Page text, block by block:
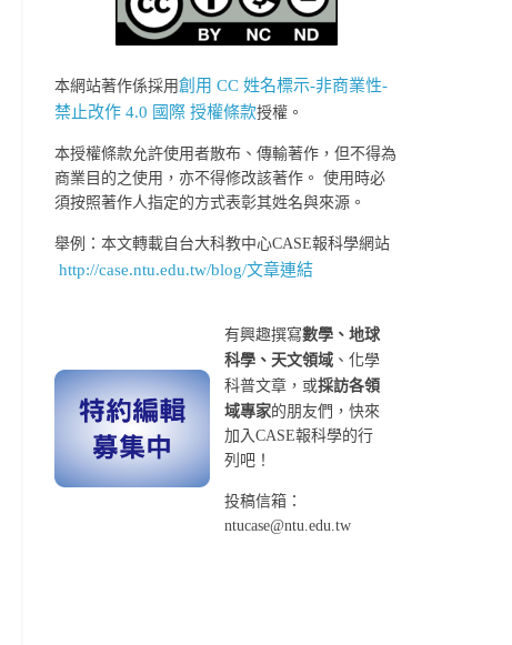
本網站著作係採用創用 CC 姓名標示-非商業性-
禁止改作 4.0 國際 授權條款授權。
本授權條款允許使用者散布、傳輸著作，但不得為
商業目的之使用，亦不得修改該著作。 使用時必
須按照著作人指定的方式表彰其姓名與來源。
舉例：本文轉載自台大科教中心CASE報科學網站
http://case.ntu.edu.tw/blog/文章連結
有興趣撰寫數學、地球
科學、天文領域 、化學
科普文章，或採訪各領
域專家的朋友們，快來
加入CASE報科學的行
列吧！
投稿信箱：
ntucase@ntu.edu.tw